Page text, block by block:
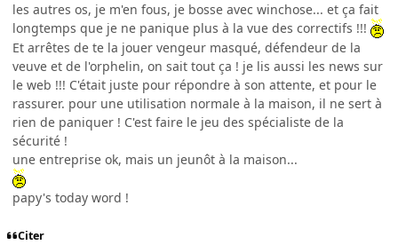
les autres os, je m'en fous, je bosse avec winchose... et ça fait
longtemps que je ne panique plus à la vue des correctifs !!!
Et arrêtes de te la jouer vengeur masqué, défendeur de la
veuve et de l'orphelin, on sait tout ça ! je lis aussi les news sur
le web !!! C'était juste pour répondre à son attente, et pour le
rassurer. pour une utilisation normale à la maison, il ne sert à
rien de paniquer ! C'est faire le jeu des spécialiste de la
sécurité !
une entreprise ok, mais un jeunôt à la maison...
papy's today word !
Citer